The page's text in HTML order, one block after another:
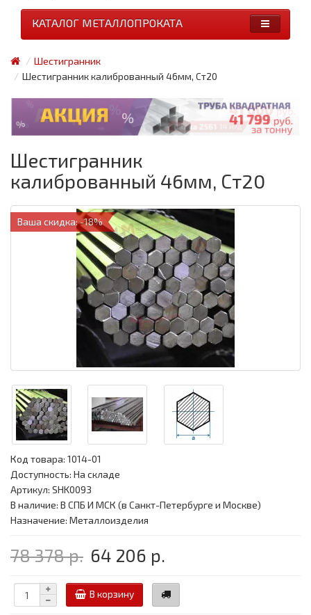
КАТАЛОГ МЕТАЛЛОПРОКАТА
Шестигранник
Шестигранник калиброванный 46мм, Ст20
Шестигранник
калиброванный 46мм, Ст20
Ваша скидка: -18%
Код товара: 1014-01
Доступность: На складе
Артикул: SHK0093
В наличие: В СПБ И МСК (в Санкт-Петербурге и Москве)
Назначение: Металлоизделия
78 378 р. 64 206 р.
В корзину